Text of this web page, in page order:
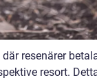
resenärer
resort.